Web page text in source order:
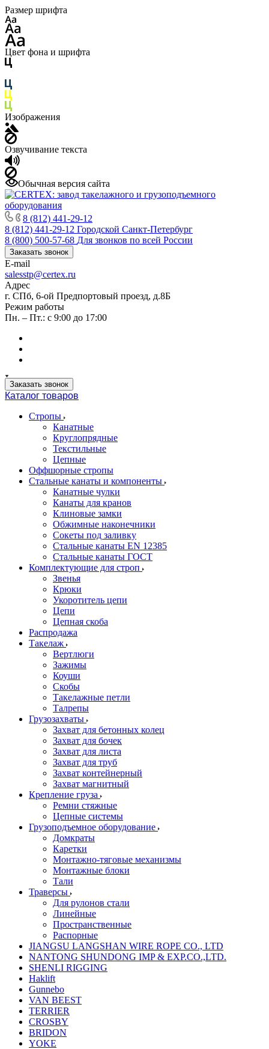
Размер шрифта
Цвет фона и шрифта
Изображения
Озвучивание текста
Обычная версия сайта
8 (812) 441-29-12
8 (812) 441-29-12 Городской Санкт-Петербург
8 (800) 500-57-68 Для звонков по всей России
Заказать звонок
E-mail
salesstp@certex.ru
Адрес
г. СПб, 6-ой Предпортовый проезд, д.8Б
Режим работы
Пн. – Пт.: с 9:00 до 17:00
Заказать звонок
Каталог товаров
Стропы
Канатные
Круглопрядные
Текстильные
Цепные
Оффшорные стропы
Стальные канаты и компоненты
Канатные чулки
Канаты для кранов
Клиновые замки
Обжимные наконечники
Сокеты под заливку
Стальные канаты EN 12385
Стальные канаты ГОСТ
Комплектующие для строп
Звенья
Крюки
Укоротитель цепи
Цепи
Цепная скоба
Распродажа
Такелаж
Вертлюги
Зажимы
Коуши
Скобы
Такелажные петли
Талрепы
Грузозахваты
Захват для бетонных колец
Захват для бочек
Захват для листа
Захват для труб
Захват контейнерный
Захват магнитный
Крепление груза
Ремни стяжные
Цепные системы
Грузоподъемное оборудование
Домкраты
Каретки
Монтажно-тяговые механизмы
Монтажные блоки
Тали
Траверсы
Для рулонов стали
Линейные
Пространственные
Распорные
JIANGSU LANGSHAN WIRE ROPE CO., LTD
NANTONG SHUNDONG IMP & EXP.CO.,LTD.
SHENLI RIGGING
Haklift
Gunnebo
VAN BEEST
TERRIER
CROSBY
BRIDON
YOKE